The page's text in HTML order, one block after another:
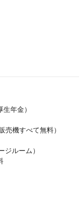
年金）
売機すべて無料）
ルーム）